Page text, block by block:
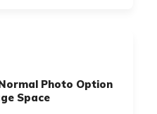
Photo Option
Space